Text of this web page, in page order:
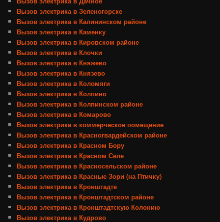
Вызов электрика в Зеленогорске
Вызов электрика в Калининском районе
Вызов электрика в Каменку
Вызов электрика в Кировском районе
Вызов электрика в Клочки
Вызов электрика в Княжево
Вызов электрика в Князево
Вызов электрика в Коломяги
Вызов электрика в Колпино
Вызов электрика в Колпинском районе
Вызов электрика в Комарово
Вызов электрика в коммерческое помещение
Вызов электрика в Красногвардейском районе
Вызов электрика в Красном Бору
Вызов электрика в Красном Селе
Вызов электрика в Красносельском районе
Вызов электрика в Красные Зори (на Птичку)
Вызов электрика в Кронштадте
Вызов электрика в Кронштадтском районе
Вызов электрика в Кронштадтскую Колонию
Вызов электрика в Кудрово